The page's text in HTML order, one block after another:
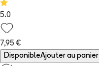
5.0
7,95 €
DisponibleAjouter au panier